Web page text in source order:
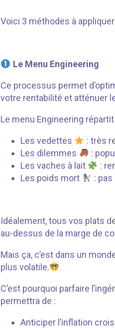
Voici 3 méthodes à
Le Menu Engineering
Ce processus permet
votre rentabilité et atténuer
Le menu Engineering
Les vedettes
: très
Les dilemmes
:
Les vaches à lait
:
Les poids mort
:
Idéalement, tous vos plats
au-dessus de la marge de
Mais ça, c’est dans un
plus volatile.
C’est pourquoi parfaire
permettra de :
Anticiper l’inflation